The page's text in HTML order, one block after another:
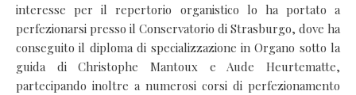
interesse per il repertorio organistico lo ha portato a
perfezionarsi presso il Conservatorio di Strasburgo, dove ha
conseguito il diploma di specializzazione in Organo sotto la
guida di Christophe Mantoux e Aude Heurtematte,
partecipando inoltre a numerosi corsi di perfezionamento